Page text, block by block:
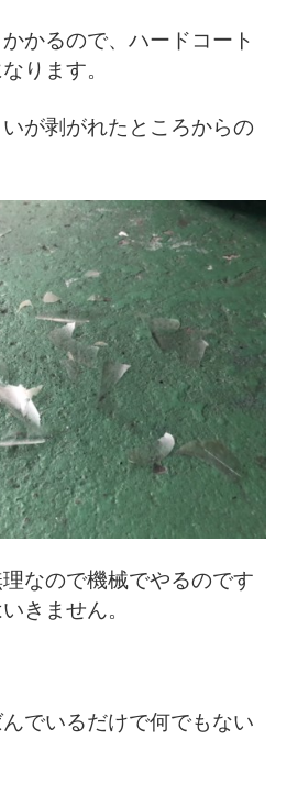
かるので、ハードコート
ります。
が剥がれたところからの
なので機械でやるのです
きません。
でいるだけで何でもない